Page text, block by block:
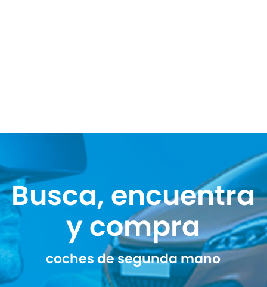
Busca, encuentra
y compra
coches de segunda mano